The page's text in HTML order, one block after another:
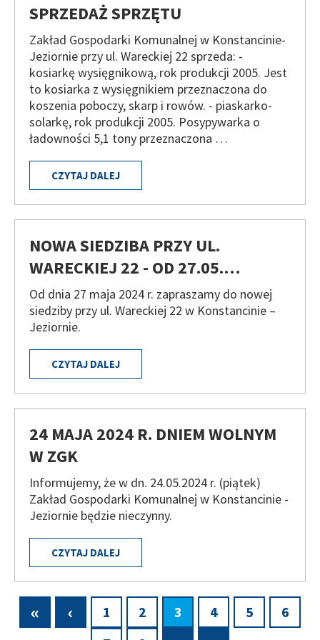
SPRZEDAŻ SPRZĘTU
Zakład Gospodarki Komunalnej w Konstancinie-
Jeziornie przy ul. Wareckiej 22 sprzeda: -
kosiarkę wysięgnikową, rok produkcji 2005. Jest
to kosiarka z wysięgnikiem przeznaczona do
koszenia poboczy, skarp i rowów. - piaskarko-
solarkę, rok produkcji 2005. Posypywarka o
ładowności 5,1 tony przeznaczona …
CZYTAJ DALEJ
NOWA SIEDZIBA PRZY UL.
WARECKIEJ 22 - OD 27.05.…
Od dnia 27 maja 2024 r. zapraszamy do nowej
siedziby przy ul. Wareckiej 22 w Konstancinie –
Jeziornie.
CZYTAJ DALEJ
24 MAJA 2024 R. DNIEM WOLNYM
W ZGK
Informujemy, że w dn. 24.05.2024 r. (piątek)
Zakład Gospodarki Komunalnej w Konstancinie -
Jeziornie będzie nieczynny.
CZYTAJ DALEJ
Stronicowanie
Pierwsza
«
Poprzednia
‹ Page
1 Page
2
Bieżąca
3 Page
4 Page
5 Page
6